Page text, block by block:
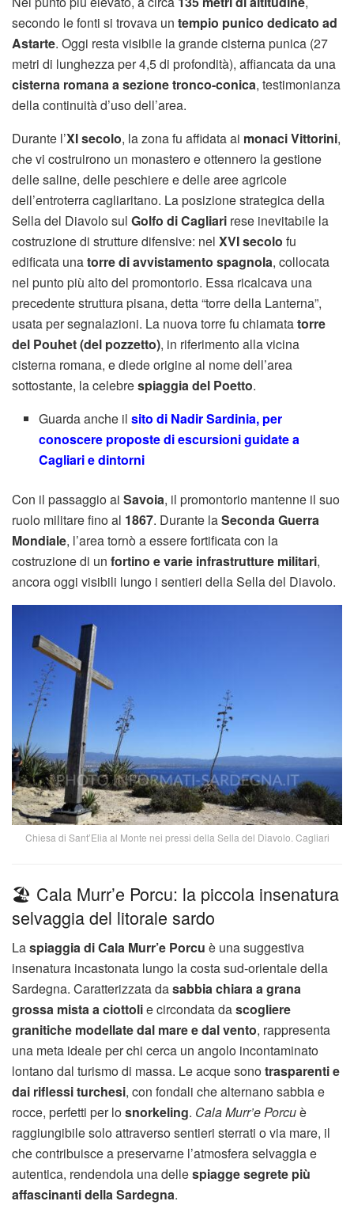
secondo le fonti si trovava un tempio punico dedicato ad
Astarte. Oggi resta visibile la grande cisterna punica (27
metri di lunghezza per 4,5 di profondità), affiancata da una
cisterna romana a sezione tronco-conica, testimonianza
della continuità d’uso dell’area.
Durante l’XI secolo, la zona fu affidata ai monaci Vittorini,
che vi costruirono un monastero e ottennero la gestione
delle saline, delle peschiere e delle aree agricole
dell’entroterra cagliaritano. La posizione strategica della
Sella del Diavolo sul Golfo di Cagliari rese inevitabile la
costruzione di strutture difensive: nel XVI secolo fu
edificata unatorre di avvistamento spagnola, collocata
nel punto più alto del promontorio. Essa ricalcava una
precedente struttura pisana, detta “torre della Lanterna”,
usata per segnalazioni. La nuova torre fu chiamatatorre
del Pouhet (del pozzetto), in riferimento alla vicina
cisterna romana, e diede origine al nome dell’area
sottostante, la celebrespiaggia del Poetto.
Guarda anche il sito di Nadir Sardinia, per
conoscere proposte di escursioni guidate a
Cagliari e dintorni
Con il passaggio ai Savoia, il promontorio mantenne il suo
ruolo militare fino al 1867. Durante laSeconda Guerra
Mondiale, l’area tornò a essere fortificata con la
costruzione di un fortino e varie infrastrutture militari,
ancora oggi visibili lungo i sentieri della Sella del Diavolo.
Chiesa di Sant’Elia al Monte nei pressi della Sella del Diavolo. Cagliari
🏖️ Cala Murr’e Porcu: la piccola insenatura
selvaggia del litorale sardo
Laspiaggia di Cala Murr’e Porcu è una suggestiva
insenatura incastonata lungo la costa sud-orientale della
Sardegna. Caratterizzata dasabbia chiara a grana
grossa mista a ciottolie circondata dascogliere
granitiche modellate dal mare e dal vento, rappresenta
una meta ideale per chi cerca un angolo incontaminato
lontano dal turismo di massa. Le acque sonotrasparenti e
dai riflessi turchesi, con fondali che alternano sabbia e
rocce, perfetti per losnorkeling. Cala Murr’e Porcuè
raggiungibile solo attraverso sentieri sterrati o via mare, il
che contribuisce a preservarne l’atmosfera selvaggia e
autentica, rendendola una dellespiagge segrete più
affascinanti della Sardegna.